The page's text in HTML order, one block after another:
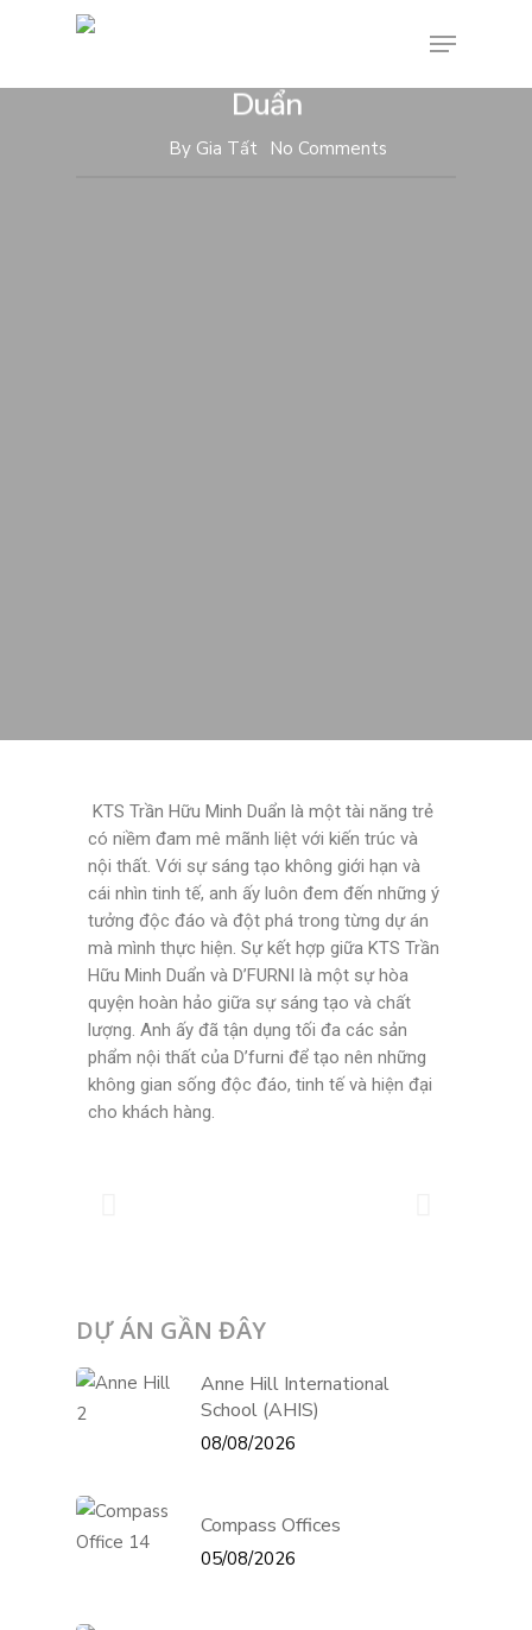
Duẩn
By Gia Tất No Comments
KTS Trần Hữu Minh Duẩn là một tài năng trẻ
có niềm đam mê mãnh liệt với kiến trúc và
nội thất. Với sự sáng tạo không giới hạn và
cái nhìn tinh tế, anh ấy luôn đem đến những ý
tưởng độc đáo và đột phá trong từng dự án
mà mình thực hiện. Sự kết hợp giữa KTS Trần
Hữu Minh Duẩn và D’FURNI là một sự hòa
quyện hoàn hảo giữa sự sáng tạo và chất
lượng. Anh ấy đã tận dụng tối đa các sản
phẩm nội thất của D’furni để tạo nên những
không gian sống độc đáo, tinh tế và hiện đại
cho khách hàng.
DỰ ÁN GẦN ĐÂY
Anne Hill International
School (AHIS)
08/08/2026
Compass Offices
05/08/2026